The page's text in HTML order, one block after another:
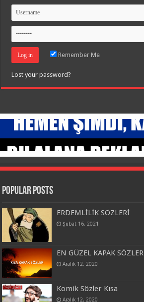
Remember Me
Lost your password?
Popular Posts
ERDEMLİLİK SÖZLERİ
Şubat 16, 2021
EN GÜZEL KAPAK SÖZLER
Aralık 12, 2020
Komik Sözler Kısa
Aralık 12, 2020